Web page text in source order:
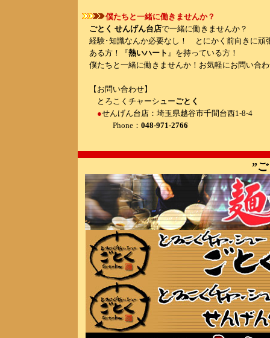
僕たちと一緒に働きませんか？
ごとく せんげん台店で一緒に働きませんか？
経験･知識なんか必要なし！ とにかく前向きに頑
ある方！『熱いハート 』を持っている方！
僕たちと一緒に働きませんか！お気軽にお問い合
【お問い合わせ】
とろこくチャーシューごとく
●せんげん台店：埼玉県越谷市千間台西1-8-4
Phone： 048-971-2766
”